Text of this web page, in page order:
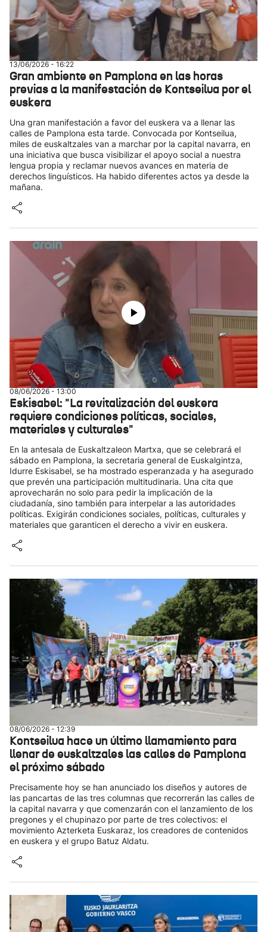
13/06/2026 - 16:22
Gran ambiente en Pamplona en las horas
previas a la manifestación de Kontseilua por el
euskera
Una gran manifestación a favor del euskera va a llenar las
calles de Pamplona esta tarde. Convocada por Kontseilua,
miles de euskaltzales van a marchar por la capital navarra, en
una iniciativa que busca visibilizar el apoyo social a nuestra
lengua propia y reclamar nuevos avances en materia de
derechos linguísticos. Ha habido diferentes actos ya desde la
mañana.
08/06/2026 - 13:00
Eskisabel: "La revitalización del euskera
requiere condiciones políticas, sociales,
materiales y culturales"
En la antesala de Euskaltzaleon Martxa, que se celebrará el
sábado en Pamplona, la secretaria general de Euskalgintza,
Idurre Eskisabel, se ha mostrado esperanzada y ha asegurado
que prevén una participación multitudinaria. Una cita que
aprovecharán no solo para pedir la implicación de la
ciudadanía, sino también para interpelar a las autoridades
políticas. Exigirán condiciones sociales, políticas, culturales y
materiales que garanticen el derecho a vivir en euskera.
08/06/2026 - 12:39
Kontseilua hace un último llamamiento para
llenar de euskaltzales las calles de Pamplona
el próximo sábado
Precisamente hoy se han anunciado los diseños y autores de
las pancartas de las tres columnas que recorrerán las calles de
la capital navarra y que comenzarán con el lanzamiento de los
pregones y el chupinazo por parte de tres colectivos: el
movimiento Azterketa Euskaraz, los creadores de contenidos
en euskera y el grupo Batuz Aldatu.